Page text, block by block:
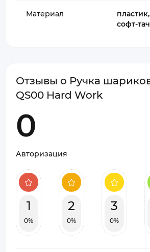
Материал
софт-тач
Отзывы о Ручка
QS00 Hard Work
0
Авторизация
1
0%
2
0%
3
0%